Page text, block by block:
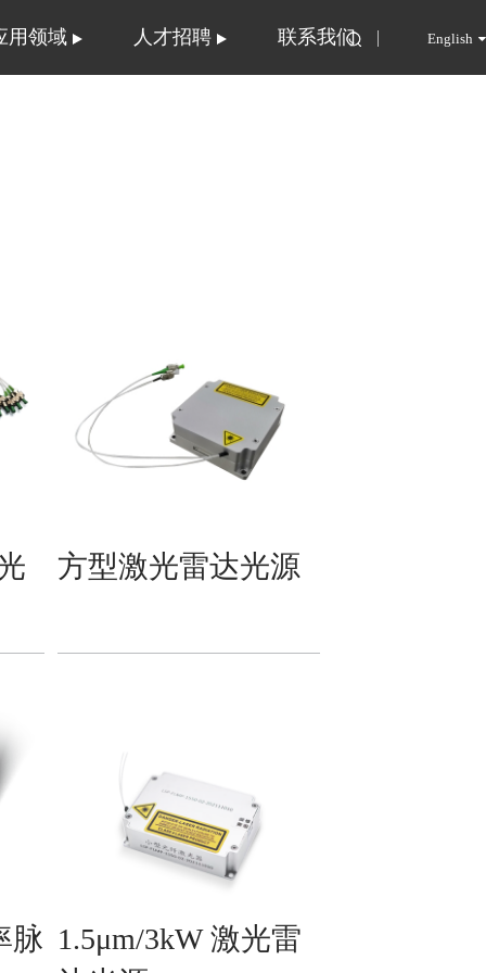
用领域 人才招聘 联系我们 English
方型激光雷达光源
脉 1.5μm/3kW 激光雷